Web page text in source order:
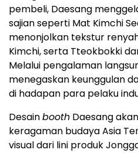
pembeli, Daesang
sajian seperti Mat Kimchi
menonjolkan tekstur
Kimchi, serta Tteokbokki
Melalui pengalaman
menegaskan keunggulan
di hadapan para pelaku
Desainbooth Daesang
keragaman budaya Asia
visual dari lini produk